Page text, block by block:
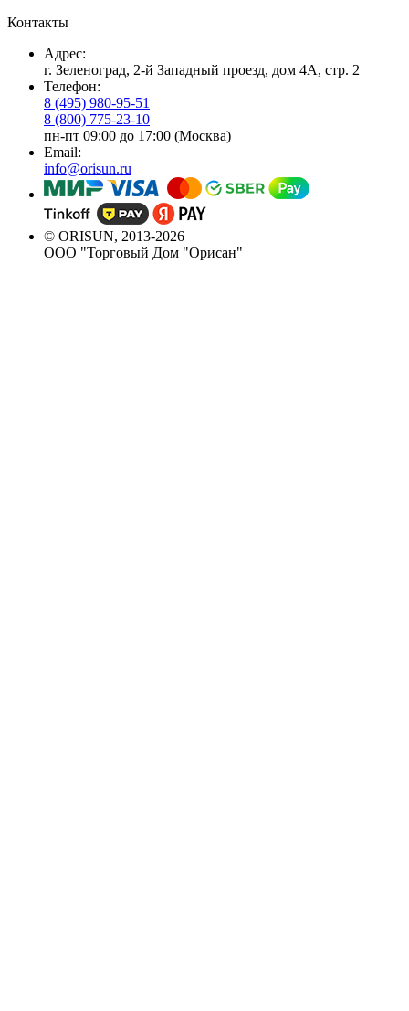
Контакты
Адрес:
г. Зеленоград, 2-й Западный проезд, дом 4А, стр. 2
Телефон:
8 (495) 980-95-51
8 (800) 775-23-10
пн-пт 09:00 до 17:00 (Москва)
Email:
info@orisun.ru
© ORISUN, 2013-2026
ООО "Торговый Дом "Орисан"